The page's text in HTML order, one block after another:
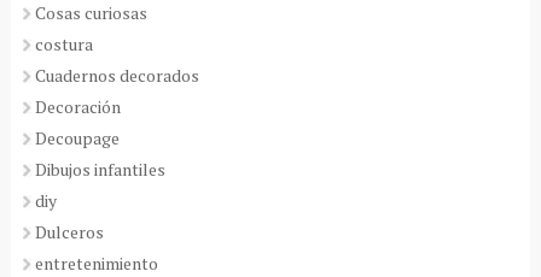
Cosas curiosas
costura
Cuadernos decorados
Decoración
Decoupage
Dibujos infantiles
diy
Dulceros
entretenimiento